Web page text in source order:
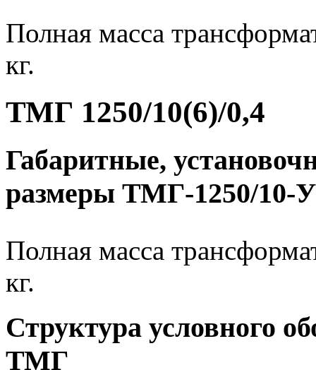
Полная масса
кг.
ТМГ 1250/10(6)/0,4
Габаритные,
размеры ТМГ-1250/10-
Полная масса
кг.
Структура условного
ТМГ